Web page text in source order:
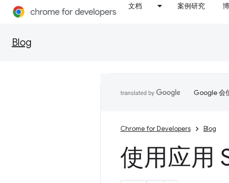
文档 案例研究
Blog
Google 会
Chrome for Developers Blog
使用应用